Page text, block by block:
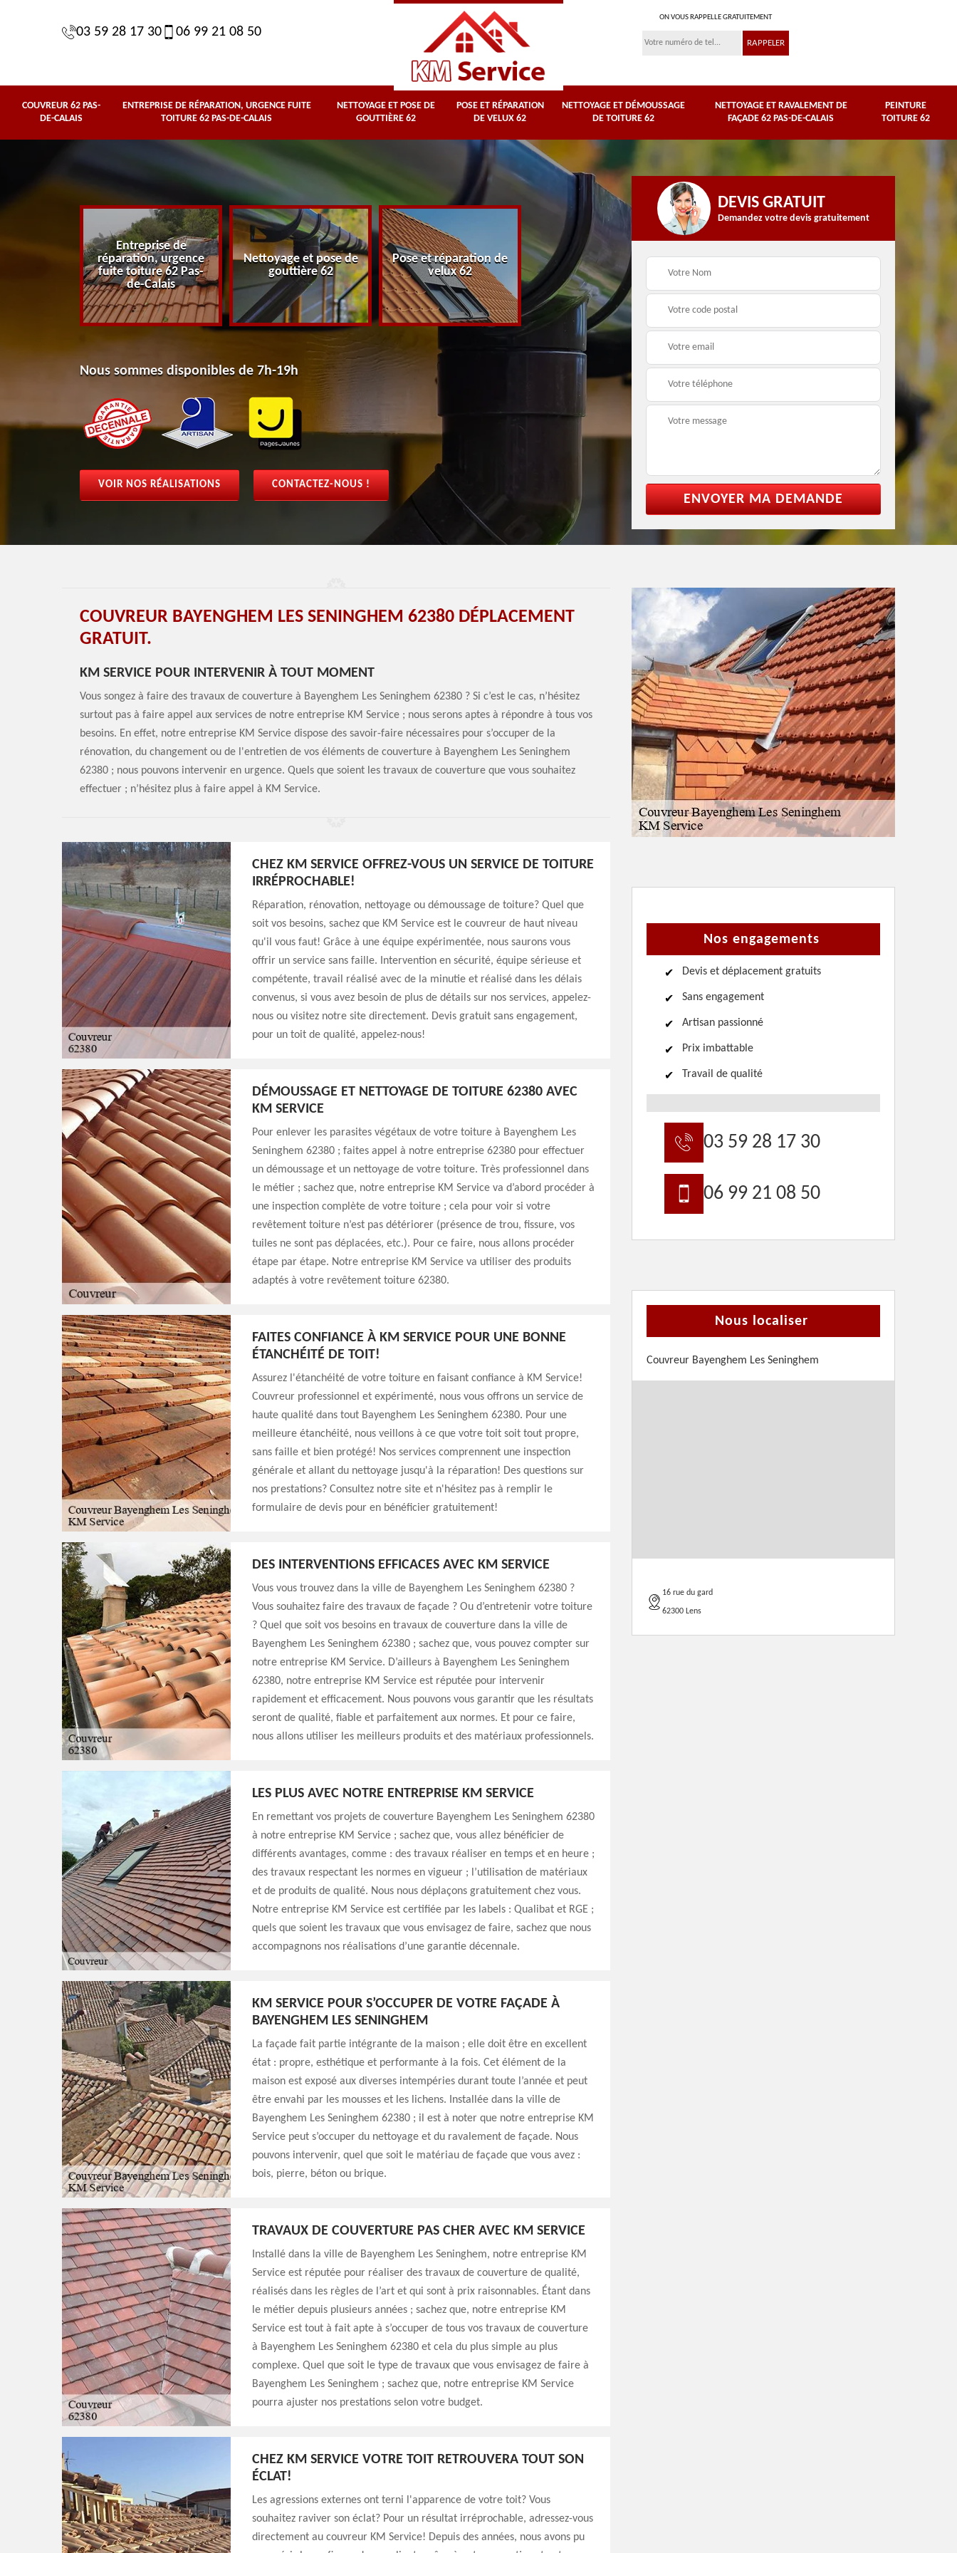
03 59 28 17 30 06 99 21 08 50
ON VOUS RAPPELLE GRATUITEMENT
COUVREUR 62 PAS-
DE-CALAIS
ENTREPRISE DE RÉPARATION, URGENCE FUITE
TOITURE 62 PAS-DE-CALAIS
NETTOYAGE ET POSE DE
GOUTTIÈRE 62
POSE ET RÉPARATION
DE VELUX 62
NETTOYAGE ET DÉMOUSSAGE
DE TOITURE 62
NETTOYAGE ET RAVALEMENT DE
FAÇADE 62 PAS-DE-CALAIS
PEINTURE
TOITURE 62
Entreprise de
réparation, urgence
fuite toiture 62 Pas-
de-Calais
Nettoyage et pose de
gouttière 62
Pose et réparation de
velux 62
Nettoyage et
démoussage de
toiture 62
62 Pas-de-Calais
Nous sommes disponibles de 7h-19h
VOIR NOS RÉALISATIONS CONTACTEZ-NOUS !
DEVIS GRATUIT
Demandez votre devis gratuitement
COUVREUR BAYENGHEM LES SENINGHEM 62380 DÉPLACEMENT
GRATUIT.
KM SERVICE POUR INTERVENIR À TOUT MOMENT
Vous songez à faire des travaux de couverture à Bayenghem Les Seninghem 62380 ? Si c’est le cas, n’hésitez
surtout pas à faire appel aux services de notre entreprise KM Service ; nous serons aptes à répondre à tous vos
besoins. En effet, notre entreprise KM Service dispose des savoir-faire nécessaires pour s’occuper de la
rénovation, du changement ou de l'entretien de vos éléments de couverture à Bayenghem Les Seninghem
62380 ; nous pouvons intervenir en urgence. Quels que soient les travaux de couverture que vous souhaitez
effectuer ; n’hésitez plus à faire appel à KM Service.
CHEZ KM SERVICE OFFREZ-VOUS UN SERVICE DE TOITURE
IRRÉPROCHABLE!
Réparation, rénovation, nettoyage ou démoussage de toiture? Quel que
soit vos besoins, sachez que KM Service est le couvreur de haut niveau
qu'il vous faut! Grâce à une équipe expérimentée, nous saurons vous
offrir un service sans faille. Intervention en sécurité, équipe sérieuse et
compétente, travail réalisé avec de la minutie et réalisé dans les délais
convenus, si vous avez besoin de plus de détails sur nos services, appelez-
nous ou visitez notre site directement. Devis gratuit sans engagement,
pour un toit de qualité, appelez-nous!
DÉMOUSSAGE ET NETTOYAGE DE TOITURE 62380 AVEC
KM SERVICE
Pour enlever les parasites végétaux de votre toiture à Bayenghem Les
Seninghem 62380 ; faites appel à notre entreprise 62380 pour effectuer
un démoussage et un nettoyage de votre toiture. Très professionnel dans
le métier ; sachez que, notre entreprise KM Service va d’abord procéder à
une inspection complète de votre toiture ; cela pour voir si votre
revêtement toiture n’est pas détériorer (présence de trou, fissure, vos
tuiles ne sont pas déplacées, etc.). Pour ce faire, nous allons procéder
étape par étape. Notre entreprise KM Service va utiliser des produits
adaptés à votre revêtement toiture 62380.
FAITES CONFIANCE À KM SERVICE POUR UNE BONNE
ÉTANCHÉITÉ DE TOIT!
Assurez l'étanchéité de votre toiture en faisant confiance à KM Service!
Couvreur professionnel et expérimenté, nous vous offrons un service de
haute qualité dans tout Bayenghem Les Seninghem 62380. Pour une
meilleure étanchéité, nous veillons à ce que votre toit soit tout propre,
sans faille et bien protégé! Nos services comprennent une inspection
générale et allant du nettoyage jusqu'à la réparation! Des questions sur
nos prestations? Consultez notre site et n'hésitez pas à remplir le
formulaire de devis pour en bénéficier gratuitement!
DES INTERVENTIONS EFFICACES AVEC KM SERVICE
Vous vous trouvez dans la ville de Bayenghem Les Seninghem 62380 ?
Vous souhaitez faire des travaux de façade ? Ou d’entretenir votre toiture
? Quel que soit vos besoins en travaux de couverture dans la ville de
Bayenghem Les Seninghem 62380 ; sachez que, vous pouvez compter sur
notre entreprise KM Service. D’ailleurs à Bayenghem Les Seninghem
62380, notre entreprise KM Service est réputée pour intervenir
rapidement et efficacement. Nous pouvons vous garantir que les résultats
seront de qualité, fiable et parfaitement aux normes. Et pour ce faire,
nous allons utiliser les meilleurs produits et des matériaux professionnels.
LES PLUS AVEC NOTRE ENTREPRISE KM SERVICE
En remettant vos projets de couverture Bayenghem Les Seninghem 62380
à notre entreprise KM Service ; sachez que, vous allez bénéficier de
différents avantages, comme : des travaux réaliser en temps et en heure ;
des travaux respectant les normes en vigueur ; l’utilisation de matériaux
et de produits de qualité. Nous nous déplaçons gratuitement chez vous.
Notre entreprise KM Service est certifiée par les labels : Qualibat et RGE ;
quels que soient les travaux que vous envisagez de faire, sachez que nous
accompagnons nos réalisations d’une garantie décennale.
KM SERVICE POUR S’OCCUPER DE VOTRE FAÇADE À
BAYENGHEM LES SENINGHEM
La façade fait partie intégrante de la maison ; elle doit être en excellent
état : propre, esthétique et performante à la fois. Cet élément de la
maison est exposé aux diverses intempéries durant toute l’année et peut
être envahi par les mousses et les lichens. Installée dans la ville de
Bayenghem Les Seninghem 62380 ; il est à noter que notre entreprise KM
Service peut s’occuper du nettoyage et du ravalement de façade. Nous
pouvons intervenir, quel que soit le matériau de façade que vous avez :
bois, pierre, béton ou brique.
TRAVAUX DE COUVERTURE PAS CHER AVEC KM SERVICE
Installé dans la ville de Bayenghem Les Seninghem, notre entreprise KM
Service est réputée pour réaliser des travaux de couverture de qualité,
réalisés dans les règles de l’art et qui sont à prix raisonnables. Étant dans
le métier depuis plusieurs années ; sachez que, notre entreprise KM
Service est tout à fait apte à s’occuper de tous vos travaux de couverture
à Bayenghem Les Seninghem 62380 et cela du plus simple au plus
complexe. Quel que soit le type de travaux que vous envisagez de faire à
Bayenghem Les Seninghem ; sachez que, notre entreprise KM Service
pourra ajuster nos prestations selon votre budget.
CHEZ KM SERVICE VOTRE TOIT RETROUVERA TOUT SON
ÉCLAT!
Les agressions externes ont terni l'apparence de votre toit? Vous
souhaitez raviver son éclat? Pour un résultat irréprochable, adressez-vous
directement au couvreur KM Service! Depuis des années, nous avons pu
Nos engagements
Devis et déplacement gratuits
Sans engagement
Artisan passionné
Prix imbattable
Travail de qualité
03 59 28 17 30
06 99 21 08 50
Nous localiser
Couvreur Bayenghem Les Seninghem
16 rue du gard
62300 Lens